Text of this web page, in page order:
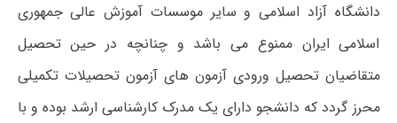
دانشگاه آزاد اسلامی و سایر موسسات آموزش عالی جمهوری
اسلامی ایران ممنوع می باشد و چنانچه در حین تحصیل
متقاضیان تحصیل ورودی آزمون های آزمون تحصیلات تکمیلی
محرز گردد که دانشجو دارای یک مدرک کارشناسی ارشد بوده و با